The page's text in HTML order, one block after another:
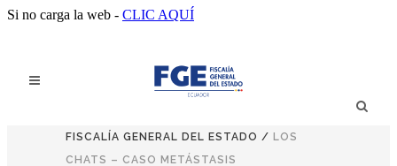
Si no carga la web - CLIC AQUÍ